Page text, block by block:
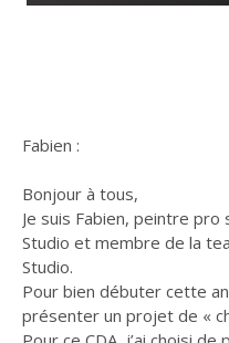
Fabien :
Bonjour à tous,
Je suis Fabien, peintre pro
Studio et membre de la
Studio.
Pour bien débuter cette
présenter un projet de «